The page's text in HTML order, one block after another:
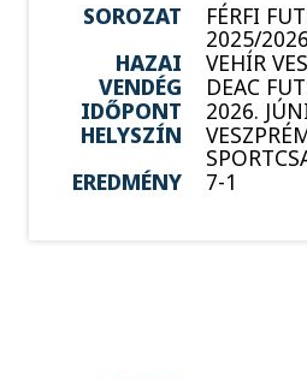
SOROZAT FÉRFI
2025/2026
HAZAI
VEHÍR
VENDÉG
DEAC
IDŐPONT
2026.
HELYSZÍN
EREDMÉNY
7-1